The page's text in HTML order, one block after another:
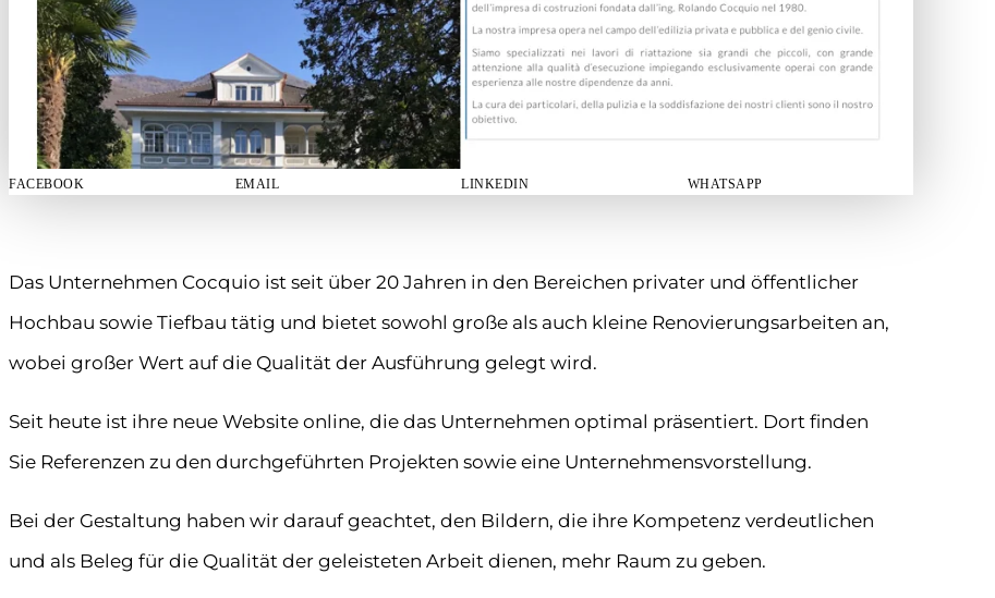
FACEBOOK EMAIL LINKEDIN WHATSAPP
Das Unternehmen Cocquio ist seit über 20 Jahren in den Bereichen privater und öffentlicher
Hochbau sowie Tiefbau tätig und bietet sowohl große als auch kleine Renovierungsarbeiten an,
wobei großer Wert auf die Qualität der Ausführung gelegt wird.
Seit heute ist ihre neue Website online, die das Unternehmen optimal präsentiert. Dort finden
Sie Referenzen zu den durchgeführten Projekten sowie eine Unternehmensvorstellung.
Bei der Gestaltung haben wir darauf geachtet, den Bildern, die ihre Kompetenz verdeutlichen
und als Beleg für die Qualität der geleisteten Arbeit dienen, mehr Raum zu geben.